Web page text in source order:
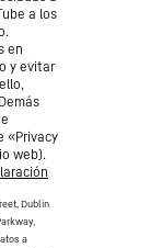
a los
en
y evitar
«Privacy
web).
Dublin
a